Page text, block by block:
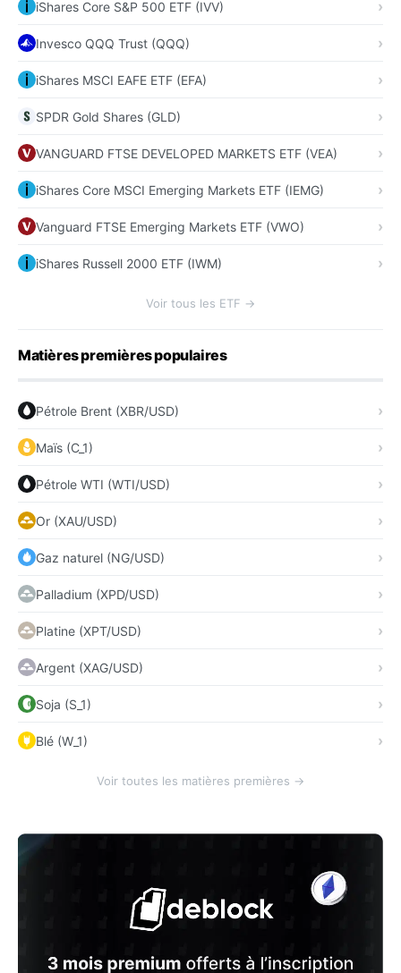
iShares Core S&P 500 ETF (IVV)
Invesco QQQ Trust (QQQ)
iShares MSCI EAFE ETF (EFA)
SPDR Gold Shares (GLD)
VANGUARD FTSE DEVELOPED MARKETS ETF (VEA)
iShares Core MSCI Emerging Markets ETF (IEMG)
Vanguard FTSE Emerging Markets ETF (VWO)
iShares Russell 2000 ETF (IWM)
Voir tous les ETF →
Matières premières populaires
Pétrole Brent (XBR/USD)
Maïs (C_1)
Pétrole WTI (WTI/USD)
Or (XAU/USD)
Gaz naturel (NG/USD)
Palladium (XPD/USD)
Platine (XPT/USD)
Argent (XAG/USD)
Soja (S_1)
Blé (W_1)
Voir toutes les matières premières →